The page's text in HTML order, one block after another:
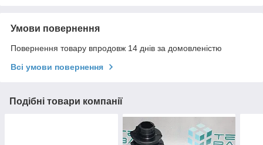
Умови повернення
Повернення товару впродовж 14 днів за домовленістю
Всі умови повернення
Подібні товари компанії